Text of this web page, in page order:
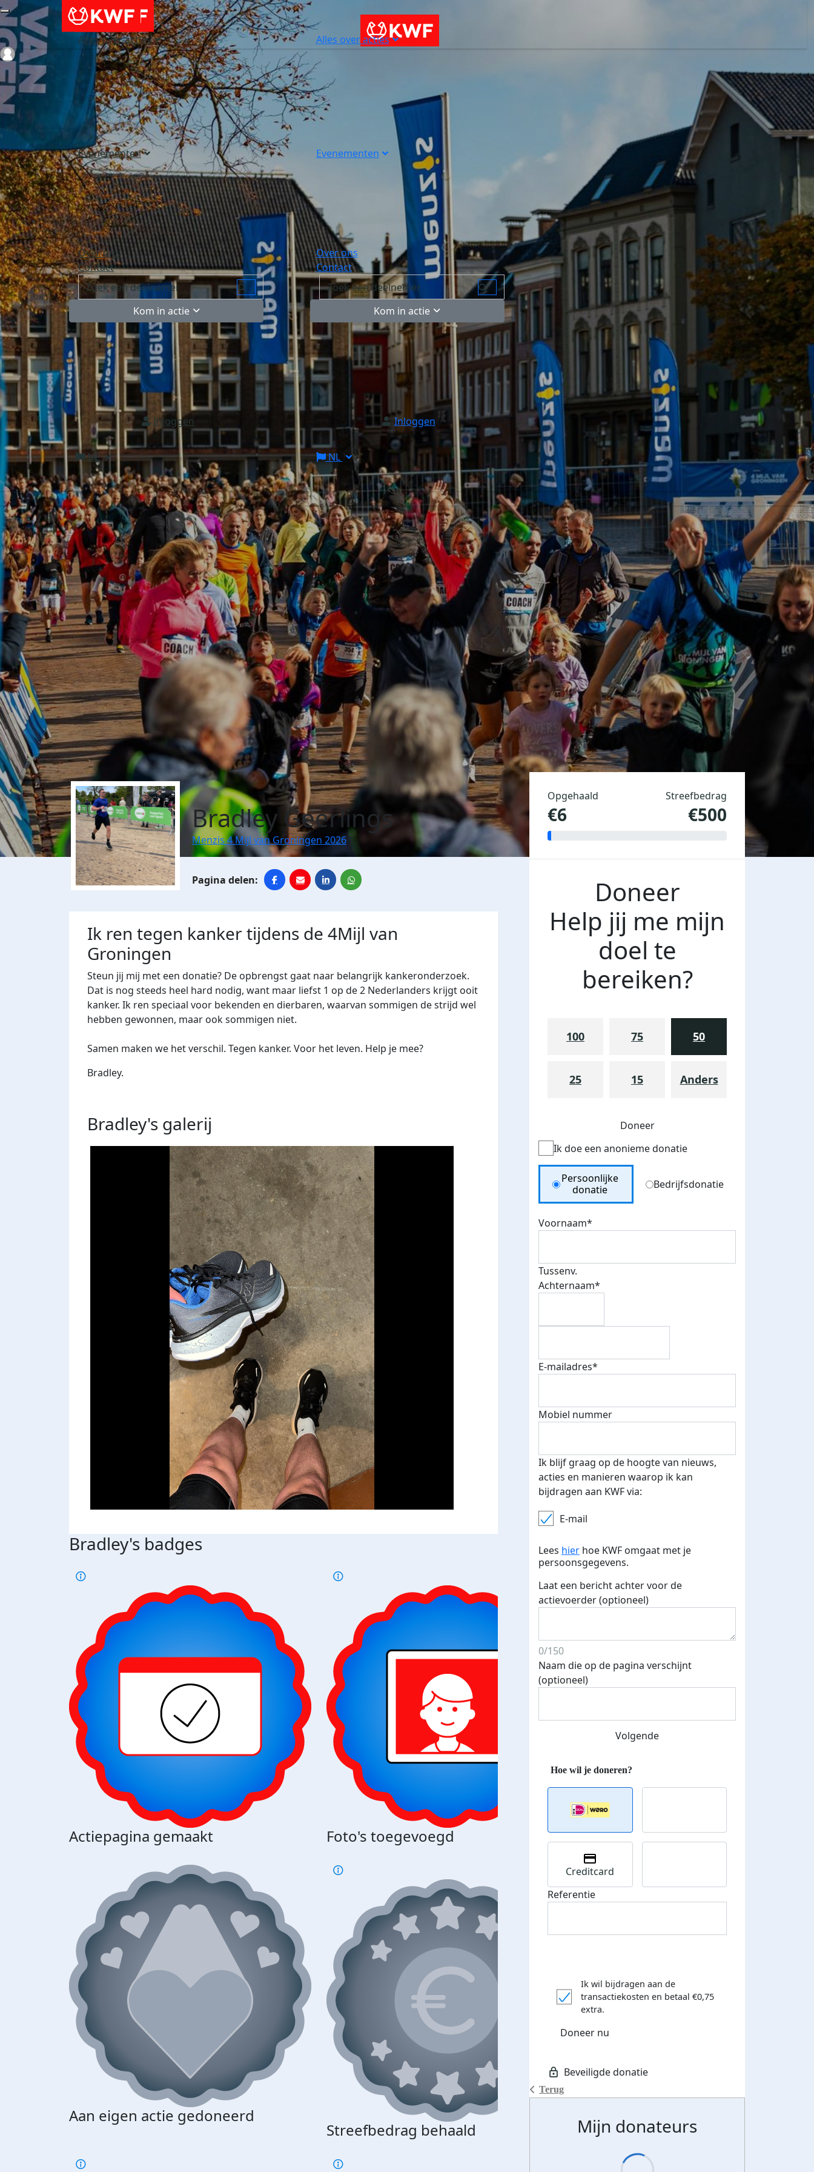
Alles over acties
Evenementen
Over ons
Contact
Kom in actie
Inloggen
NL
Alles over acties
Evenementen
Over ons
Contact
Kom in actie
Inloggen
NL
Login
Bradley Geerlings
Menzis 4 Mijl van Groningen 2026
Ik ren tegen kanker tijdens de 4Mijl van
Groningen
Steun jij mij met een donatie? De opbrengst gaat naar belangrijk kankeronderzoek.
Dat is nog steeds heel hard nodig, want maar liefst 1 op de 2 Nederlanders krijgt ooit
kanker. Ik ren speciaal voor bekenden en dierbaren, waarvan sommigen de strijd wel
hebben gewonnen, maar ook sommigen niet.
Samen maken we het verschil. Tegen kanker. Voor het leven. Help je mee?
Bradley.
Bradley's galerij
Bradley's badges
Actiepagina gemaakt Foto's toegevoegd E-mails verstuurd
Aan eigen actie gedoneerd
Streefbedrag behaald Streefbedrag verhoogd
Bij 500 euro aan donaties ontvang
je je speciale KWF t-shirt!
Opgehaald
€6
Streefbedrag
€500
Doneer
Help jij me mijn
doel te
bereiken?
100 75 50
25 15 Anders
Doneer
Ik doe een anonieme donatie
Donation Type
Persoonlijke
donatie
Bedrijfsdonatie
Voornaam*
Tussenv.
Achternaam*
E-mailadres*
Mobiel nummer
Ik blijf graag op de hoogte van nieuws,
acties en manieren waarop ik kan
bijdragen aan KWF via:
E-mail
Lees hier hoe KWF omgaat met je
persoonsgegevens.
Laat een bericht achter voor de
actievoerder (optioneel)
0/150
Naam die op de pagina verschijnt
(optioneel)
Volgende
Terug
Creditcard
Referentie
Ik wil bijdragen aan de
transactiekosten en betaal €0,75
extra.
Doneer nu
Mijn donateurs